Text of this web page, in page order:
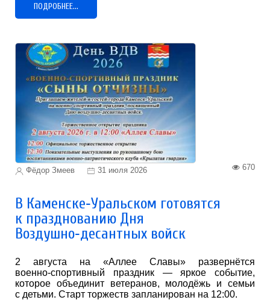
ПОДРОБНЕЕ...
Фёдор Змеев 31 июля 2026 670
В Каменске‑Уральском готовятся
к празднованию Дня
Воздушно‑десантных войск
2 августа на «Аллее Славы» развернётся
военно‑спортивный праздник — яркое событие,
которое объединит ветеранов, молодёжь и семьи
с детьми. Старт торжеств запланирован на 12:00.